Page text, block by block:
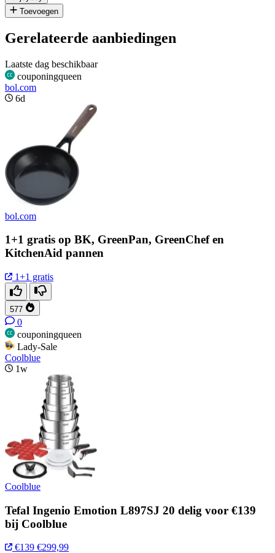
Toevoegen
Gerelateerde aanbiedingen
Laatste dag beschikbaar
couponingqueen
bol.com
6d
bol.com
1+1 gratis op BK, GreenPan, GreenChef en
KitchenAid pannen
1+1 gratis
577
0
couponingqueen
Lady-Sale
Coolblue
1w
Coolblue
Tefal Ingenio Emotion L897SJ 20 delig voor €139
bij Coolblue
€139 €299,99